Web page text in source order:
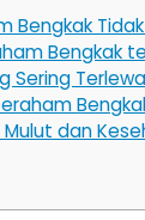
Bengkak
Bengkak
Sering
dan